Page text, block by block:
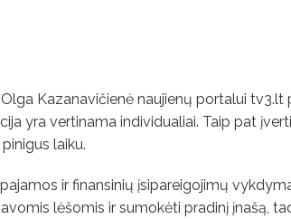
Kazanavičienė naujienų portalui tv3.lt
yra vertinama individualiai. Taip pat
laiku.
ir finansinių įsipareigojimų
lėšomis ir sumokėti pradinį įnašą,